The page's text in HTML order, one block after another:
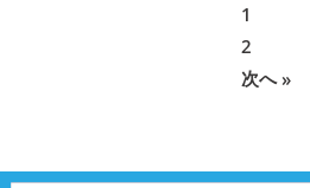
1
2
次へ »